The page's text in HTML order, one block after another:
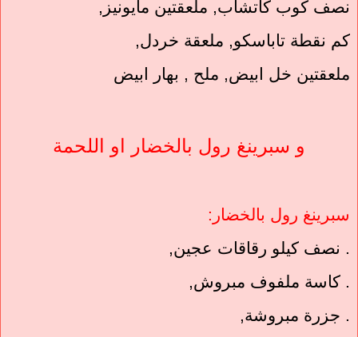
نصف كوب كاتشاب, ملعقتين مايونيز,
كم نقطة تاباسكو, ملعقة خردل,
ملعقتين خل ابيض, ملح , بهار ابيض
و سبرينغ رول بالخضار او اللحمة
سبرينغ رول بالخضار:
. نصف كيلو رقاقات عجين,
. كاسة ملفوف مبروش,
. جزرة مبروشة,